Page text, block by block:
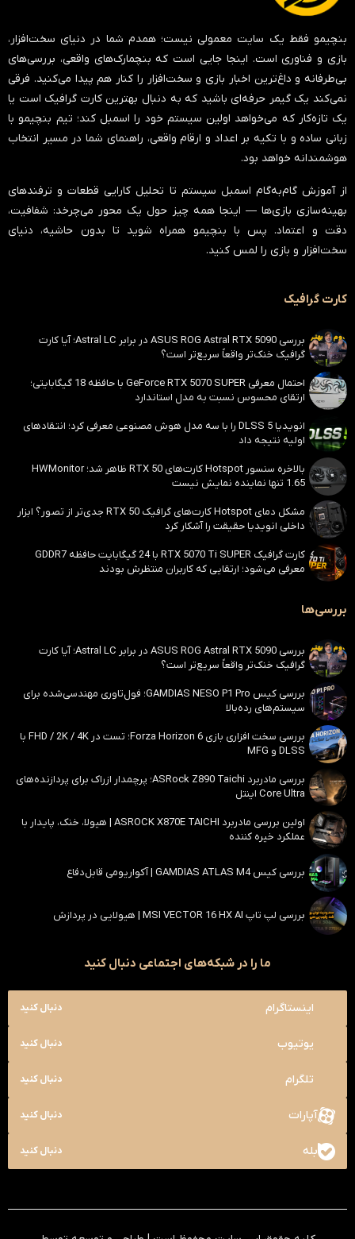
بنچیمو فقط یک سایت معمولی نیست؛ همدم شما در دنیای سخت‌افزار،
بازی و فناوری است. اینجا جایی است که بنچمارک‌های واقعی، بررسی‌های
بی‌طرفانه و داغ‌ترین اخبار بازی و سخت‌افزار را کنار هم پیدا می‌کنید. فرقی
نمی‌کند یک گیمر حرفه‌ای باشید که به دنبال بهترین کارت گرافیک است یا
یک تازه‌کار که می‌خواهد اولین سیستم خود را اسمبل کند؛ تیم بنچیمو با
زبانی ساده و با تکیه بر اعداد و ارقام واقعی، راهنمای شما در مسیر انتخاب
هوشمندانه خواهد بود.
از آموزش گام‌به‌گام اسمبل سیستم تا تحلیل کارایی قطعات و ترفندهای
بهینه‌سازی بازی‌ها — اینجا همه چیز حول یک محور می‌چرخد: شفافیت،
دقت و اعتماد. پس با بنچیمو همراه شوید تا بدون حاشیه، دنیای
سخت‌افزار و بازی را لمس کنید.
کارت گرافیک
بررسی ASUS ROG Astral RTX 5090 در برابر Astral LC؛ آیا کارت
گرافیک خنک‌تر واقعاً سریع‌تر است؟
احتمال معرفی GeForce RTX 5070 SUPER با حافظه 18 گیگابایتی؛
ارتقای محسوس نسبت به مدل استاندارد
انویدیا DLSS 5 را با سه مدل هوش مصنوعی معرفی کرد؛ انتقادهای
اولیه نتیجه داد
بالاخره سنسور Hotspot کارت‌های RTX 50 ظاهر شد؛ HWMonitor
1.65 تنها نماینده نمایش نیست
مشکل دمای Hotspot کارت‌های گرافیک RTX 50 جدی‌تر از تصور؟ ابزار
داخلی انویدیا حقیقت را آشکار کرد
کارت گرافیک RTX 5070 Ti SUPER با 24 گیگابایت حافظه GDDR7
معرفی می‌شود؛ ارتقایی که کاربران منتظرش بودند
بررسی‌ها
بررسی ASUS ROG Astral RTX 5090 در برابر Astral LC؛ آیا کارت
گرافیک خنک‌تر واقعاً سریع‌تر است؟
بررسی کیس GAMDIAS NESO P1 Pro؛ فول‌تاوری مهندسی‌شده برای
سیستم‌های رده‌بالا
بررسی سخت افزاری بازی Forza Horizon 6؛ تست در FHD / 2K / 4K با
DLSS و MFG
بررسی مادربرد ASRock Z890 Taichi؛ پرچمدار ازراک برای پردازنده‌های
Core Ultra اینتل
اولین بررسی مادربرد ASROCK X870E TAICHI | هیولا، خنک، پایدار با
عملکرد خیره کننده
بررسی کیس GAMDIAS ATLAS M4 | آکواریومی قابل‌دفاع
بررسی لپ تاپ MSI VECTOR 16 HX AI | هیولایی در پردازش
ما را در شبکه‌های اجتماعی دنبال کنید
اینستاگرام دنبال کنید
یوتیوب دنبال کنید
تلگرام دنبال کنید
آپارات دنبال کنید
بله دنبال کنید